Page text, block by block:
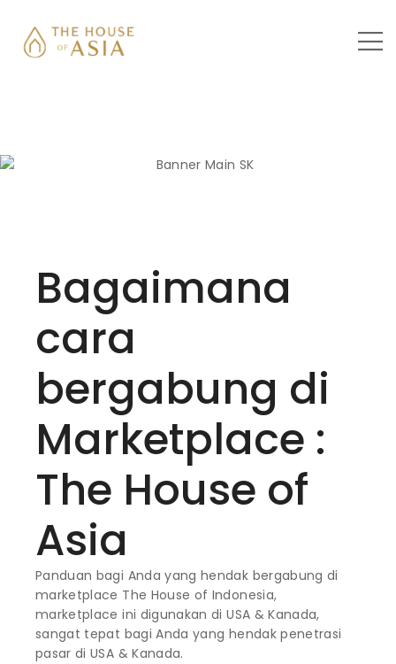
Bagaimana
cara
bergabung di
Marketplace :
The House of
Asia
Panduan bagi Anda yang hendak bergabung di
marketplace The House of Indonesia,
marketplace ini digunakan di USA & Kanada,
sangat tepat bagi Anda yang hendak penetrasi
pasar di USA & Kanada.